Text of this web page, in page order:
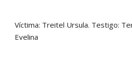
Víctima: Treitel Ursula. Testigo:
Evelina